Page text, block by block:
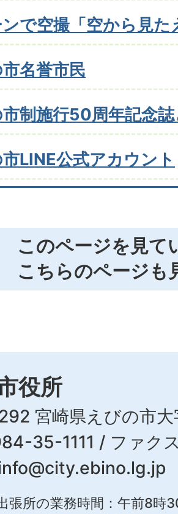
ンで空撮「空から見
名誉市民
制施行50周年記念
LINE公式アカウント
このページを見て
こちらのページも
役所
宮崎県えびの市大
35-1111 / ファ
張所の業務時間：午前8時